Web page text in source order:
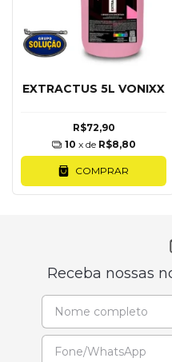
EXTRACTUS 5L VONIXX
R$72,90
10 x de R$8,80
COMPRAR
Receba nossas